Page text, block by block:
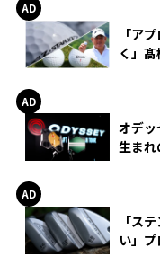
「ア
く」
オデッ
生まれ
「ス
い」